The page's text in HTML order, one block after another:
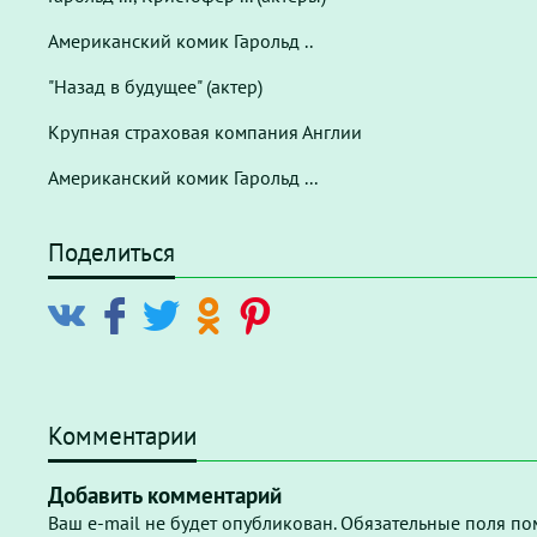
Американский комик Гарольд ..
"Назад в будущее" (актер)
Крупная страховая компания Англии
Американский комик Гарольд ...
Поделиться
Комментарии
Добавить комментарий
Ваш e-mail не будет опубликован. Обязательные поля